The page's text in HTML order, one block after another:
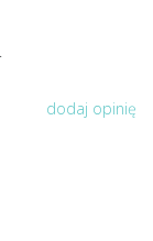
dodaj opinię